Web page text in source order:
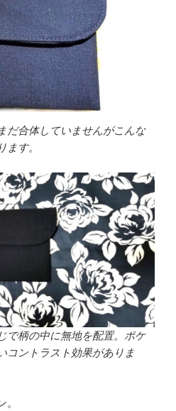
だ合体していませんがこんな
ます。
で柄の中に無地を配置。ポケ
コントラスト効果がありま